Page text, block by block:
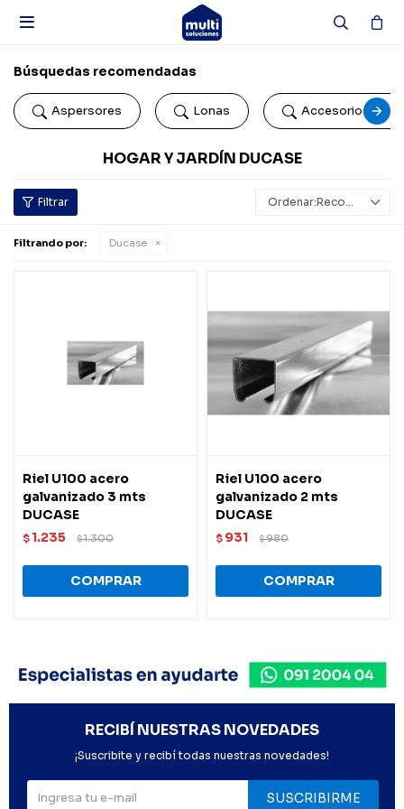

Búsquedas recomendadas
Aspersores Lonas Accesorios de
HOGAR Y JARDÍN DUCASE
Recomendados
Filtrando por: Ducase
Riel U100 acero
galvanizado 3 mts
DUCASE
$ 1.235 $1.300
Riel U100 acero
galvanizado 2 mts
DUCASE
$ 931 $980
RECIBÍ NUESTRAS NOVEDADES
¡Suscribite y recibí todas nuestras novedades!
SUSCRIBIRME